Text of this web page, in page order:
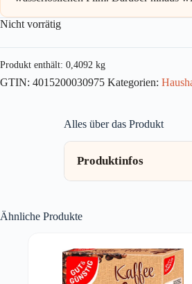
Nicht vorrätig
Produkt enthält: 0,4092 kg
GTIN: 4015200030975 Kategorien:
Alles über das Produkt
Produktinfos
Ähnliche Produkte